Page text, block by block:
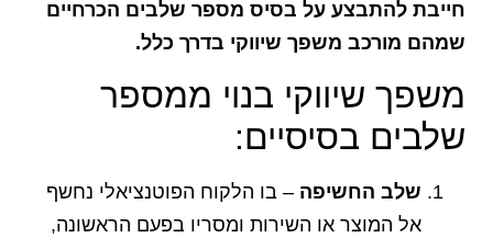
חייבת להתבצע על בסיס מספר שלבים הכרחיים
שמהם מורכב משפך שיווקי בדרך כלל.
משפך שיווקי בנוי ממספר
שלבים בסיסיים:
שלב החשיפה – בו הלקוח הפוטנציאלי נחשף
אל המוצר או השירות ומסריו בפעם הראשונה,